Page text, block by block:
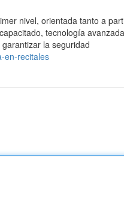
nivel, orientada tanto a
tecnología
la seguridad
en-recitales